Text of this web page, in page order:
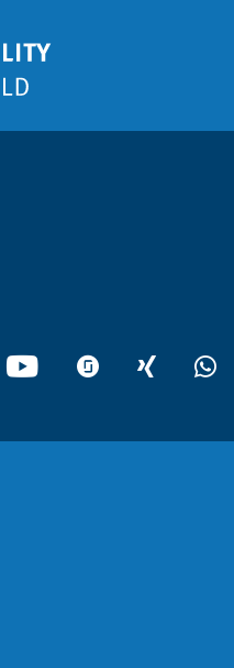
YouTube glassdoorXING